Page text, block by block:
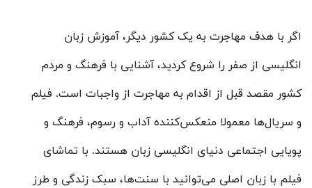
اگر با هدف مهاجرت به یک کشور دیگر، آموزش زبان
انگلیسی از صفر را شروع کردید، آشنایی با فرهنگ و مردم
کشور مقصد قبل از اقدام به مهاجرت از واجبات است. فیلم
و سریال‌ها معمولا منعکس‌‌کننده آداب و رسوم، فرهنگ و
پویایی اجتماعی دنیای انگلیسی زبان هستند. با تماشای
فیلم با زبان اصلی می‌توانید با سنت‌ها، سبک زندگی و طرز